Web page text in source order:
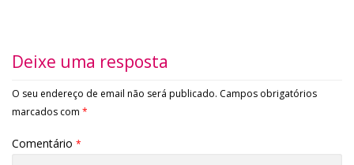
Deixe uma resposta
O seu endereço de email não será publicado. Campos obrigatórios
marcados com *
Comentário *